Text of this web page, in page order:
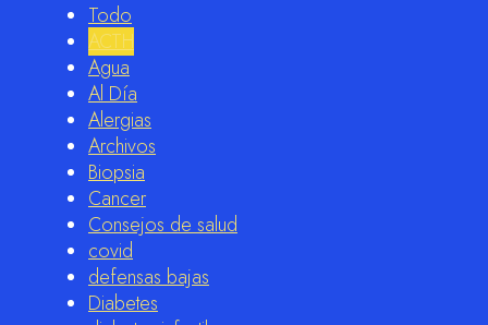
Todo
ACTH
Agua
Al Día
Alergias
Archivos
Biopsia
Cancer
Consejos de salud
covid
defensas bajas
Diabetes